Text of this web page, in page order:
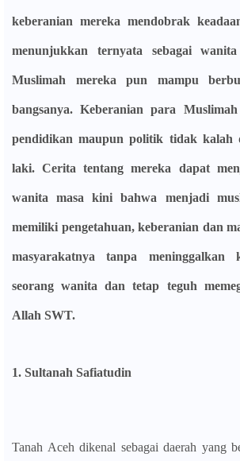
keberanian mereka mendobrak
menunjukkan ternyata sebagai
Muslimah mereka pun mampu
bangsanya. Keberanian para
pendidikan maupun politik tidak kalah
laki. Cerita tentang mereka dapat
wanita masa kini bahwa menjadi
memiliki pengetahuan, keberanian dan
masyarakatnya tanpa meninggalkan
seorang wanita dan tetap teguh
Allah SWT.
1. Sultanah Safiatudin
Tanah Aceh dikenal sebagai daerah yang